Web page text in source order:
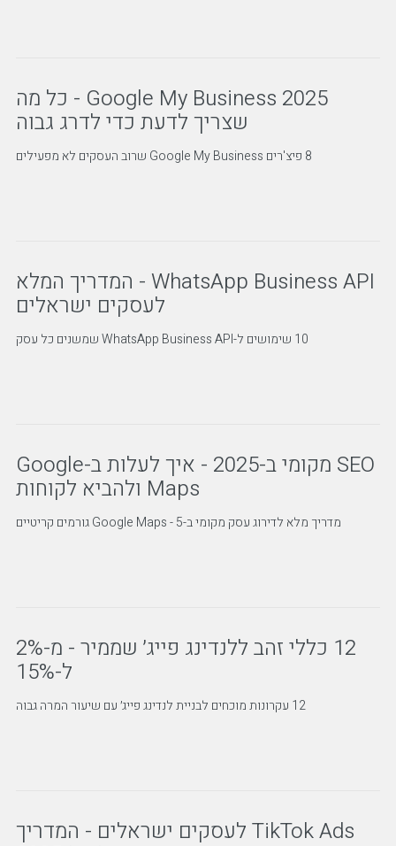
Google My Business 2025 - כל מה
שצריך לדעת כדי לדרג גבוה
8 פיצ'רים Google My Business שרוב העסקים לא מפעילים
WhatsApp Business API - המדריך המלא
לעסקים ישראלים
10 שימושים ל-WhatsApp Business API שמשנים כל עסק
SEO מקומי ב-2025 - איך לעלות ב-Google
Maps ולהביא לקוחות
מדריך מלא לדירוג עסק מקומי ב-Google Maps - 5 גורמים קריטיים
12 כללי זהב ללנדינג פייג׳ שממיר - מ-2%
ל-15%
12 עקרונות מוכחים לבניית לנדינג פייג׳ עם שיעור המרה גבוה
TikTok Ads לעסקים ישראלים - המדריך